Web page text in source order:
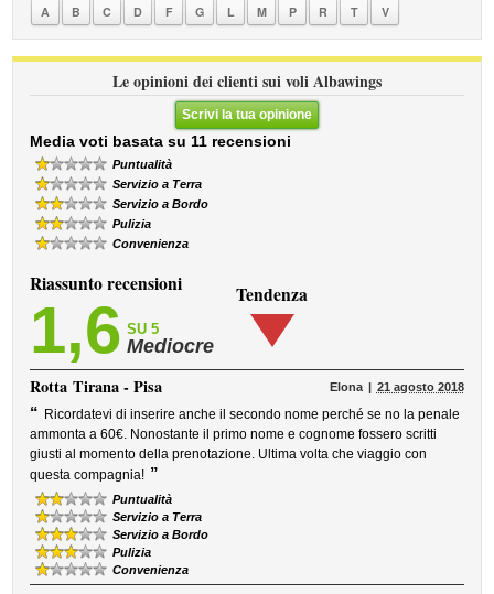
A B C D F G L M P R T V
Le opinioni dei clienti sui voli Albawings
Scrivi la tua opinione
Media voti basata su 11 recensioni
Puntualità
Servizio a Terra
Servizio a Bordo
Pulizia
Convenienza
Riassunto recensioni
1,6 SU 5
Mediocre
Tendenza
RottaTirana - Pisa Elona 21 agosto 2018
“ Ricordatevi di inserire anche il secondo nome perché se no la penale
ammonta a 60€. Nonostante il primo nome e cognome fossero scritti
giusti al momento della prenotazione. Ultima volta che viaggio con
questa compagnia! ”
Puntualità
Servizio a Terra
Servizio a Bordo
Pulizia
Convenienza